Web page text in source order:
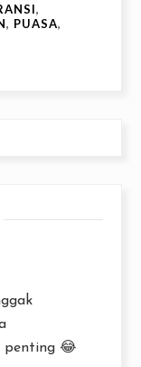
,
, PUASA,
penting 😂